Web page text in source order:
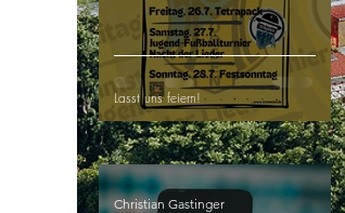
Lasst uns feiern!
Christian Gastinger